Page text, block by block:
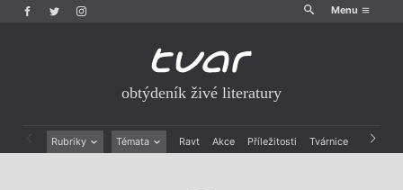
Menu
obtýdeník živé literatury
Rubriky Témata Ravt Akce Příležitosti Tvárnice Archiv